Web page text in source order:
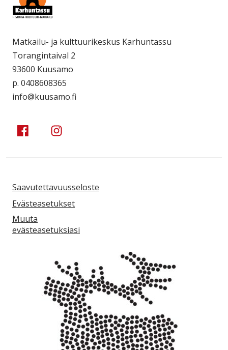
Matkailu- ja kulttuurikeskus Karhuntassu
Torangintaival 2
93600 Kuusamo
p. 0408608365
info@kuusamo.fi
Kuusamo Karhuntassu
Kuusamo Karhuntassu
Saavutettavuusseloste
Evästeasetukset
Muuta
evästeasetuksiasi